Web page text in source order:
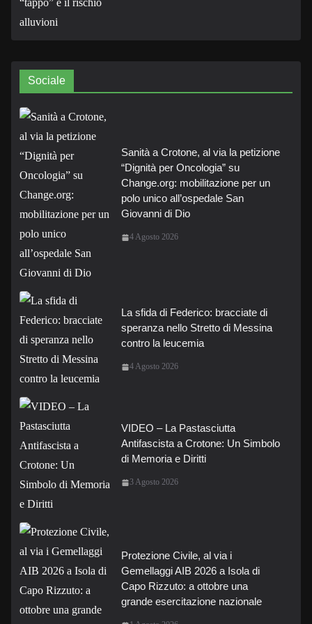
Sociale
Sanità a Crotone, al via la petizione
“Dignità per Oncologia” su
Change.org: mobilitazione per un
polo unico all’ospedale San
Giovanni di Dio
4 Agosto 2026
La sfida di Federico: bracciate di
speranza nello Stretto di Messina
contro la leucemia
4 Agosto 2026
VIDEO – La Pastasciutta
Antifascista a Crotone: Un Simbolo
di Memoria e Diritti
3 Agosto 2026
Protezione Civile, al via i
Gemellaggi AIB 2026 a Isola di
Capo Rizzuto: a ottobre una
grande esercitazione nazionale